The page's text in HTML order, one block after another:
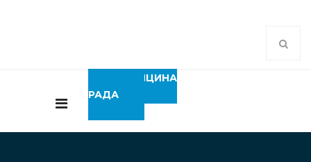
МЕДИЦИНА
РАДА